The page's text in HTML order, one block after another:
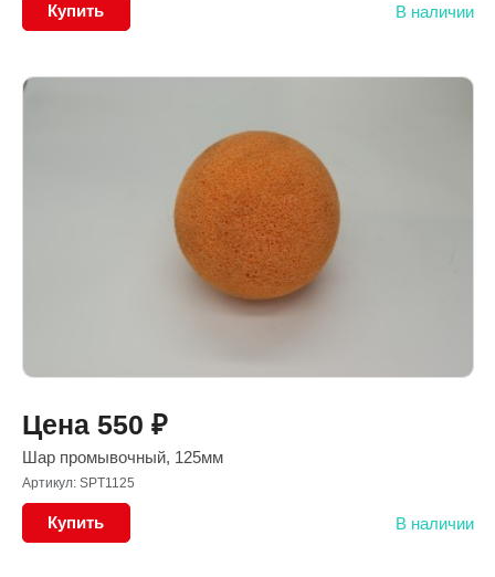
Купить В наличии
Цена 550 ₽
Шар промывочный, 125мм
Артикул: SPT1125
Купить В наличии